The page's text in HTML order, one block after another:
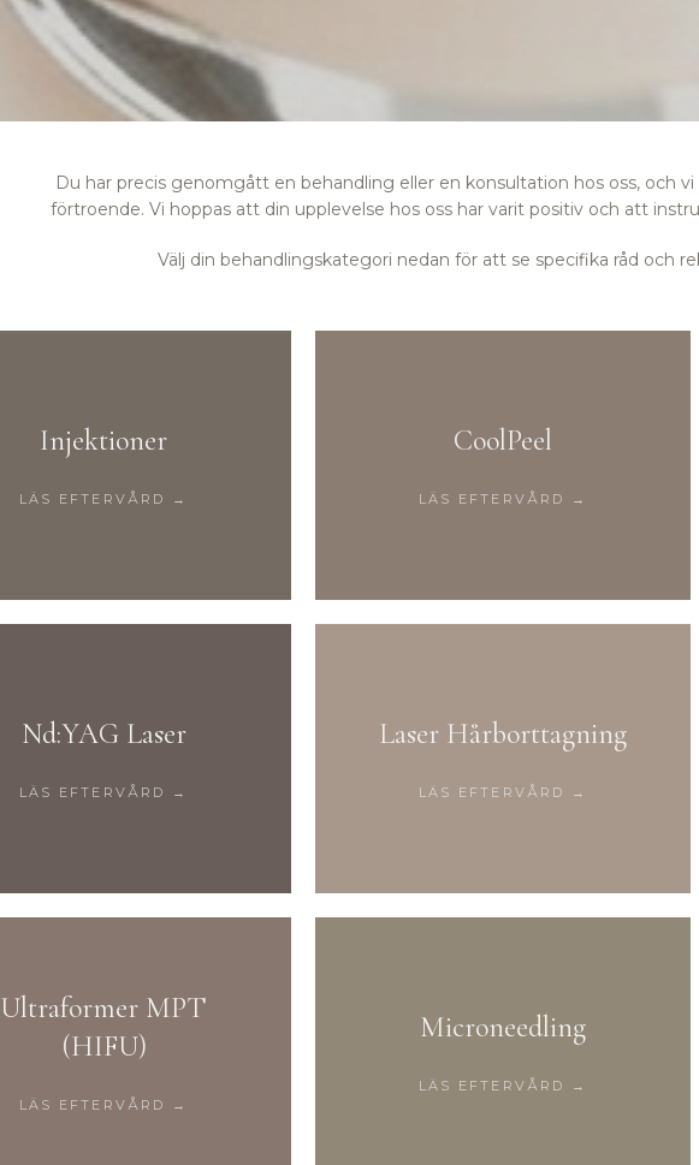
Du har precis genomgått en behandling eller en konsultation hos oss, och
förtroende. Vi hoppas att din upplevelse hos oss har varit positiv och att
Välj din behandlingskategori nedan för att se specifika råd och
Injektioner
LÄS EFTERVÅRD →
CoolPeel
LÄS EFTERVÅRD →
Nd:YAG Laser
LÄS EFTERVÅRD →
Laser Hårborttagning
LÄS EFTERVÅRD →
Ultraformer MPT
(HIFU)
LÄS EFTERVÅRD →
Microneedling
LÄS EFTERVÅRD →